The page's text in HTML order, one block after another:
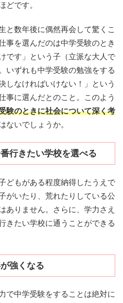
どです。
と数年後に偶然再会して驚くこ
事を選んだのは中学受験のとき
です」という子（立派な大人で
いずれも中学受験の勉強をする
しなければいけない！」という
事に選んだとのこと。このよう
験のときに社会について深く考
ないでしょうか。
行きたい学校を選べる
どもがある程度納得したうえで
がいたり、荒れたりしている公
ありません。さらに、学力さえ
きたい学校に通うことができる
強くなる
で中学受験をすることは絶対に